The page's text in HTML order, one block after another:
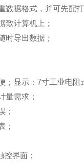
数据格式，并可先配打
致计算机上；
时导出数据；
； 显示： 7寸工业电阻
量需求；
；
；
界面；